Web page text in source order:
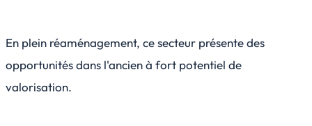
En plein réaménagement, ce secteur présente des
opportunités dans l'ancien à fort potentiel de
valorisation.